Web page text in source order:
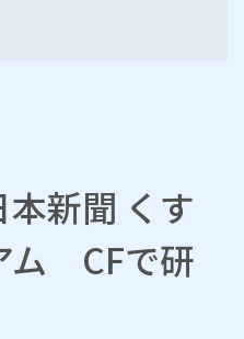
新聞 くす
ム CFで研